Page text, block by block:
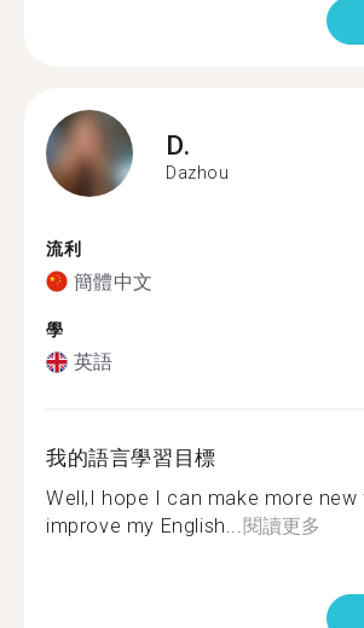
D.
Dazhou
流利
簡體中文
學
英語
我的語言學習目標
Well,I hope I can make more new
improve my English...閱讀更多